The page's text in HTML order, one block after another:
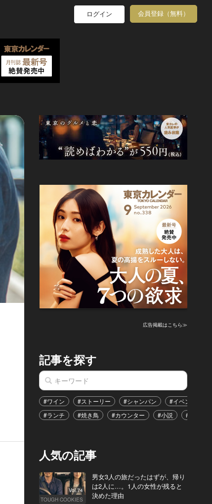
ログイン 会員登録（無料）
広告掲載はこちら≫
記事を探す
#ワイン #ストーリー #シャンパン #イベント
#ランチ
#焼き鳥 #カウンター #小説 #恋愛
人気の記事
Vol.74
TOUGH COOKIES
男女3人の旅だったはずが、帰り
は2人に…。1人の女性が残ると
決めた理由